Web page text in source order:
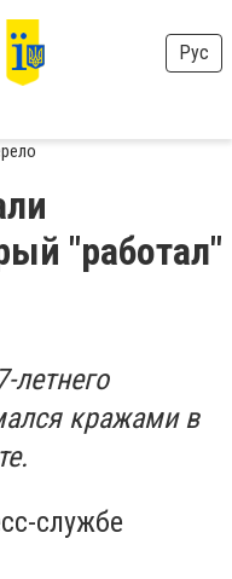
Рус
"работал"
летнего
кражами в
службе